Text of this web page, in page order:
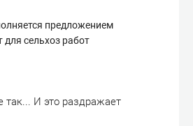
предложением
для сельхоз работ
И это раздражает